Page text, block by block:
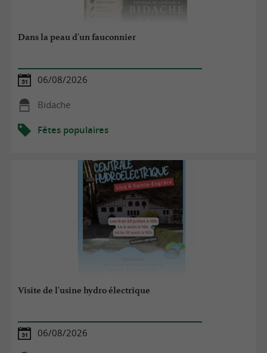
Dans la peau d'un fauconnier
06/08/2026
Bidache
Fêtes populaires
Visite de l'usine hydro électrique
06/08/2026